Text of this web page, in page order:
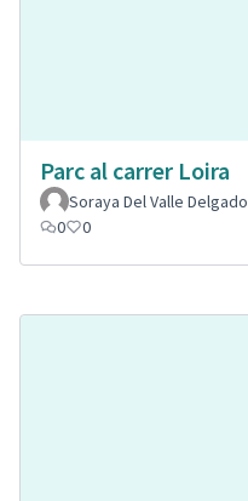
Parc al carrer Loira
Soraya Del Valle Delgado
0
0